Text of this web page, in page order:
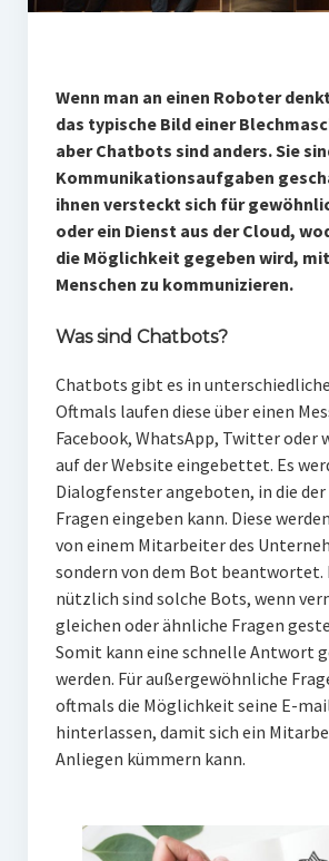
PR-Studien
Infografik-Themengarten
Künstliche Intelligenz
17 Ziele
Wasserknappheit in Deutschland
Klimaneutrales Tanken
Vom Trend zur Tonne
Wenn man an einen Roboter
das typische Bild einer
aber Chatbots sind anders. Sie
Kommunikationsaufgaben
ihnen versteckt sich für
oder ein Dienst aus der Cloud,
die Möglichkeit gegeben wird,
Menschen zu kommunizieren.
Was sind Chatbots?
Chatbots gibt es in
Oftmals laufen diese über einen
Facebook, WhatsApp, Twitter oder
auf der Website eingebettet. Es
Dialogfenster angeboten, in die der
Fragen eingeben kann. Diese
von einem Mitarbeiter des
sondern von dem Bot beantwortet.
nützlich sind solche Bots, wenn
gleichen oder ähnliche Fragen
Somit kann eine schnelle Antwort
werden. Für außergewöhnliche
oftmals die Möglichkeit seine E-
hinterlassen, damit sich ein
Anliegen kümmern kann.